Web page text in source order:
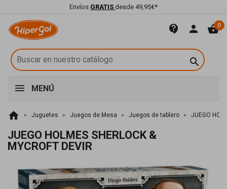
Envíos GRATIS desde 49,95€*
contact_support person shopping_basket0

MENÚ
home Juguetes Juegos de Mesa Juegos de tablero JUEGO
JUEGO HOLMES SHERLOCK &
MYCROFT DEVIR